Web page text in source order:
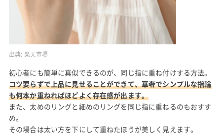
出典: 楽天市場
初心者にも簡単に真似できるのが、同じ指に重ね付けする方法。
コツ要らずで上品に見せることができて、華奢でシンプルな指輪
も何本か重ねればほどよく存在感が出ます。
また、太めのリングと細めのリングを同じ指に重ねるのもおすす
め。
その場合は太い方を下にして重ねたほうが美しく見えます。